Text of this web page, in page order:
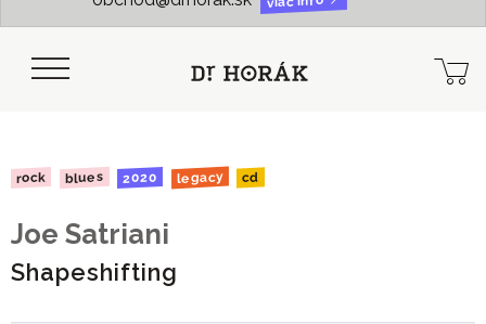
rock blues 2020 legacy cd
Joe Satriani
Shapeshifting